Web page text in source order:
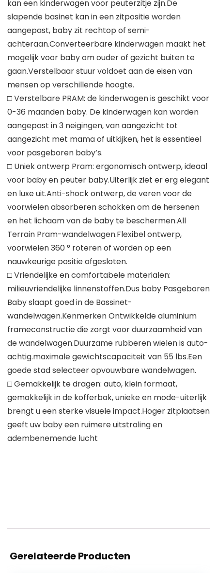
kan een kinderwagen voor peuterzitje zijn.De
slapende basinet kan in een zitpositie worden
aangepast, baby zit rechtop of semi-
achteraan.Converteerbare kinderwagen maakt het
mogelijk voor baby om ouder of gezicht buiten te
gaan.Verstelbaar stuur voldoet aan de eisen van
mensen op verschillende hoogte.
□ Verstelbare PRAM: de kinderwagen is geschikt voor
0-36 maanden baby. De kinderwagen kan worden
aangepast in 3 neigingen, van aangezicht tot
aangezicht met mama of uitkijken, het is essentieel
voor pasgeboren baby’s.
□ Uniek ontwerp Pram: ergonomisch ontwerp, ideaal
voor baby en peuter baby.Uiterlijk ziet er erg elegant
en luxe uit.Anti-shock ontwerp, de veren voor de
voorwielen absorberen schokken om de hersenen
en het lichaam van de baby te beschermen.All
Terrain Pram-wandelwagen.Flexibel ontwerp,
voorwielen 360 ° roteren of worden op een
nauwkeurige positie afgesloten.
□ Vriendelijke en comfortabele materialen:
milieuvriendelijke linnenstoffen.Dus baby Pasgeboren
Baby slaapt goed in de Bassinet-
wandelwagen.Kenmerken Ontwikkelde aluminium
frameconstructie die zorgt voor duurzaamheid van
de wandelwagen.Duurzame rubberen wielen is auto-
achtig.maximale gewichtscapaciteit van 55 lbs.Een
goede stad selecteer opvouwbare wandelwagen.
□ Gemakkelijk te dragen: auto, klein formaat,
gemakkelijk in de kofferbak, unieke en mode-uiterlijk
brengt u een sterke visuele impact.Hoger zitplaatsen
geeft uw baby een ruimere uitstraling en
adembenemende lucht
Gerelateerde Producten